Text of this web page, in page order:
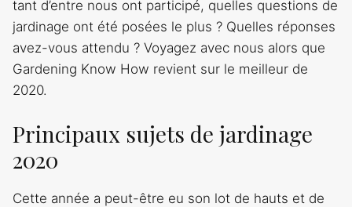
tant d’entre nous ont participé, quelles questions de
jardinage ont été posées le plus ? Quelles réponses
avez-vous attendu ? Voyagez avec nous alors que
Gardening Know How revient sur le meilleur de
2020.
Principaux sujets de jardinage
2020
Cette année a peut-être eu son lot de hauts et de